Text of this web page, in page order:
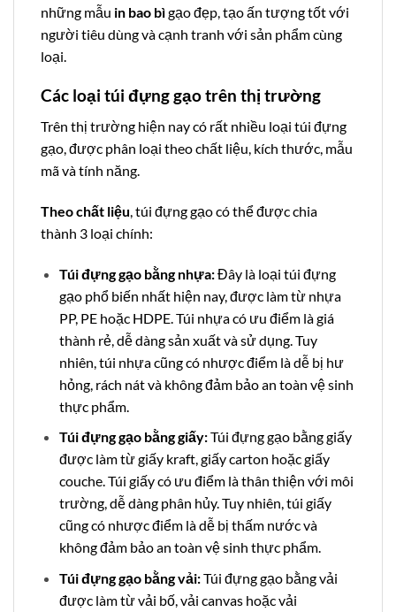
những mẫu in bao bìgạo đẹp, tạo ấn tượng tốt với
người tiêu dùng và cạnh tranh với sản phẩm cùng
loại.
Các loại túi đựng gạo trên thị trường
Trên thị trường hiện nay có rất nhiều loại túi đựng
gạo, được phân loại theo chất liệu, kích thước, mẫu
mã và tính năng.
Theo chất liệu , túi đựng gạo có thể được chia
thành 3 loại chính:
Túi đựng gạo bằng nhựa:Đây là loại túi đựng
gạo phổ biến nhất hiện nay, được làm từ nhựa
PP, PE hoặc HDPE. Túi nhựa có ưu điểm là giá
thành rẻ, dễ dàng sản xuất và sử dụng. Tuy
nhiên, túi nhựa cũng có nhược điểm là dễ bị hư
hỏng, rách nát và không đảm bảo an toàn vệ sinh
thực phẩm.
Túi đựng gạo bằng giấy:Túi đựng gạo bằng giấy
được làm từ giấy kraft, giấy carton hoặc giấy
couche. Túi giấy có ưu điểm là thân thiện với môi
trường, dễ dàng phân hủy. Tuy nhiên, túi giấy
cũng có nhược điểm là dễ bị thấm nước và
không đảm bảo an toàn vệ sinh thực phẩm.
Túi đựng gạo bằng vải:Túi đựng gạo bằng vải
được làm từ vải bố, vải canvas hoặc vải